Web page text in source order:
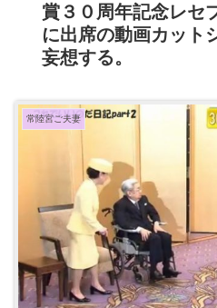
賞３０周年記念レセ
に出席の動画カット
妄想する。
常陸宮ご夫妻